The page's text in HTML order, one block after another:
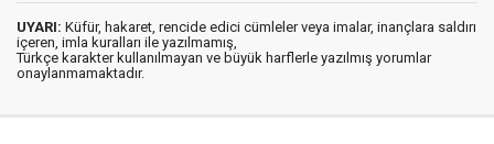
UYARI: Küfür, hakaret, rencide edici cümleler veya imalar, inançlara saldırı
içeren, imla kuralları ile yazılmamış,
Türkçe karakter kullanılmayan ve büyük harflerle yazılmış yorumlar
onaylanmamaktadır.